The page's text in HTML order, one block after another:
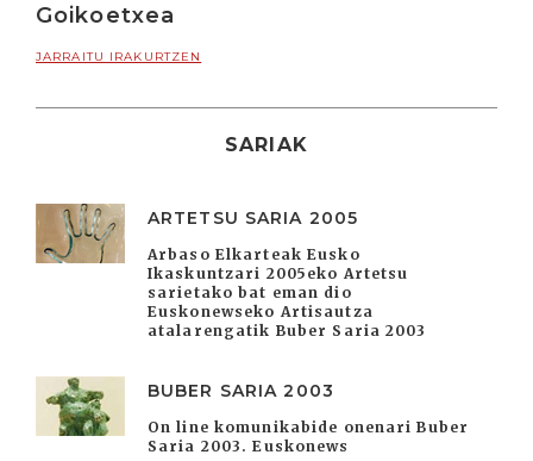
Goikoetxea
JARRAITU IRAKURTZEN
SARIAK
ARTETSU SARIA 2005
Arbaso Elkarteak Eusko
Ikaskuntzari 2005eko Artetsu
sarietako bat eman dio
Euskonewseko Artisautza
atalarengatik Buber Saria 2003
BUBER SARIA 2003
On line komunikabide onenari Buber
Saria 2003. Euskonews